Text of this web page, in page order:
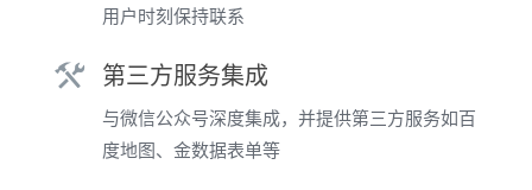
用户时刻保持联系
第三方服务集成
与微信公众号深度集成，并提供第三方服务如百
度地图、金数据表单等